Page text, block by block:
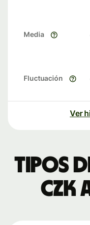
Media
Fluctuación
Ver
Tipos
CZK